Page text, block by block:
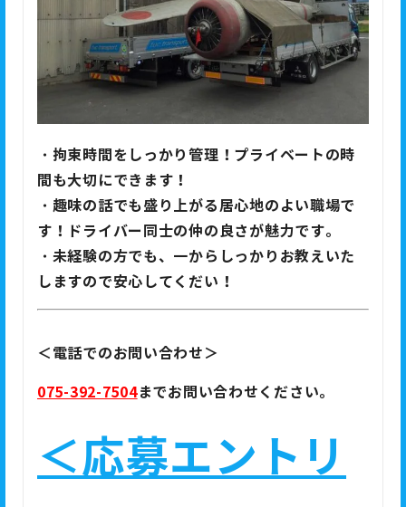
・拘束時間をしっかり管理！プライベートの時
間も大切にできます！
・趣味の話でも盛り上がる居心地のよい職場で
す！ドライバー同士の仲の良さが魅力です。
・未経験の方でも、一からしっかりお教えいた
しますので安心してくだい！
＜電話でのお問い合わせ＞
075-392-7504までお問い合わせください。
＜応募エントリ